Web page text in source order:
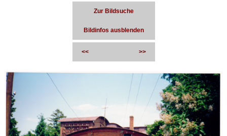
Zur Bildsuche
Bildinfos ausblenden
<< >>